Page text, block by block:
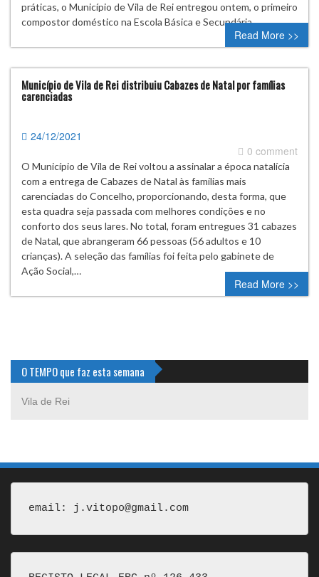
práticas, o Município de Vila de Rei entregou ontem, o primeiro
compostor doméstico na Escola Básica e Secundária…
Read More >>
Município de Vila de Rei distribuiu Cabazes de Natal por famílias
carenciadas
24/12/2021
0 comment
O Município de Vila de Rei voltou a assinalar a época natalícia
com a entrega de Cabazes de Natal às famílias mais
carenciadas do Concelho, proporcionando, desta forma, que
esta quadra seja passada com melhores condições e no
conforto dos seus lares. No total, foram entregues 31 cabazes
de Natal, que abrangeram 66 pessoas (56 adultos e 10
crianças). A seleção das famílias foi feita pelo gabinete de
Ação Social,…
Read More >>
O TEMPO que faz esta semana
Vila de Rei
email: j.vitopo@gmail.com